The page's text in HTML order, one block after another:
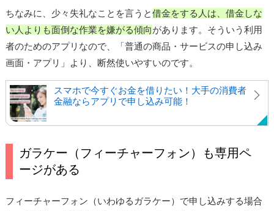
ちなみに、少々失礼なことを言うと借金をする人は、借金しな
い人よりも面倒な作業を嫌がる傾向があります。そういう利用
者のためのアプリなので、「普通の商品・サービスの申し込み
画面・アプリ」より、断然使いやすいのです。
スマホで今すぐお金を借りたい！大手の消費者
金融ならアプリで申し込み可能！
ガラケー（フィーチャーフォン）も専用ペ
ージがある
フィーチャーフォン（いわゆるガラケー）で申し込みする場合